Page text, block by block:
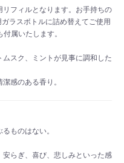
フィルとなります。お手持ちの
ラスボトルに詰め替えてご使用
属いたします。
スク、ミントが見事に調和した
感のある香り。
ものはない。
らぎ、喜び、悲しみといった感